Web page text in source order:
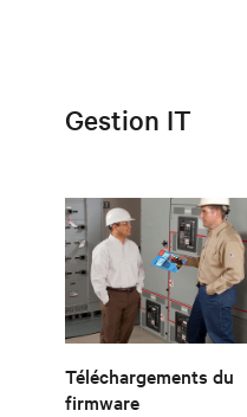
Gestion IT
Téléchargements du
firmware